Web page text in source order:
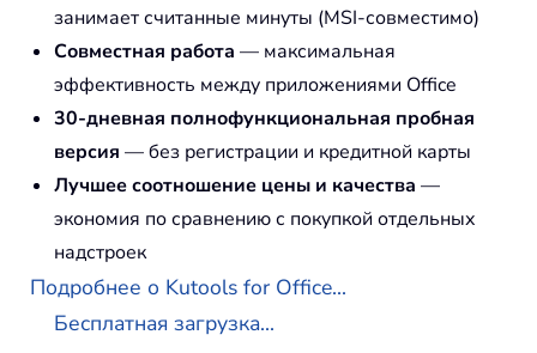
занимает считанные минуты (MSI-совместимо)
Совместная работа — максимальная
эффективность между приложениями Office
30-дневная полнофункциональная пробная
версия — без регистрации и кредитной карты
Лучшее соотношение цены и качества —
экономия по сравнению с покупкой отдельных
надстроек
Подробнее о Kutools for Office...
Бесплатная загрузка...